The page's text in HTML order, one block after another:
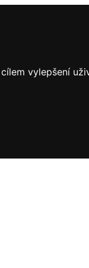
vylepšení